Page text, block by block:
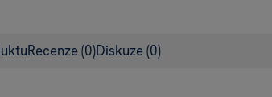
Recenze(0)Diskuze(0)